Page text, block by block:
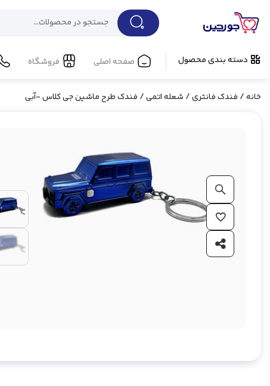
دسته بندی محصول صفحه اصلی فروشگاه
خانه/ فندک فانتری/ شعله اتمی/ فندک طرح ماشین جی کلاس -آبی
بزرگ نمایی محصول
افزودن به علاقه مندی ها